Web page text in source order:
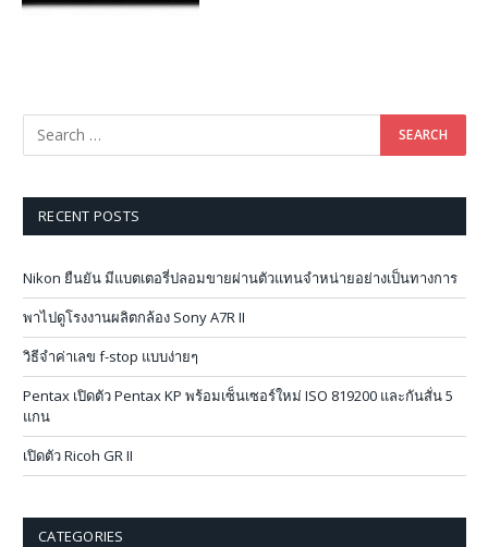
RECENT POSTS
Nikon ยืนยัน มีแบตเตอรี่ปลอมขายผ่านตัวแทนจำหน่ายอย่างเป็นทางการ
พาไปดูโรงงานผลิตกล้อง Sony A7R II
วิธีจำค่าเลข f-stop แบบง่ายๆ
Pentax เปิดตัว Pentax KP พร้อมเซ็นเซอร์ใหม่ ISO 819200 และกันสั่น 5
แกน
เปิดตัว Ricoh GR II
CATEGORIES